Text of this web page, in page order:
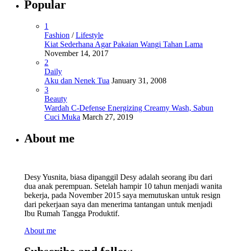
Popular
1
Fashion /Lifestyle
Kiat Sederhana Agar Pakaian Wangi Tahan Lama
November 14, 2017
2
Daily
Aku dan Nenek Tua January 31, 2008
3
Beauty
Wardah C-Defense Energizing Creamy Wash, Sabun
Cuci Muka March 27, 2019
About me
Desy Yusnita, biasa dipanggil Desy adalah seorang ibu dari
dua anak perempuan. Setelah hampir 10 tahun menjadi wanita
bekerja, pada November 2015 saya memutuskan untuk resign
dari pekerjaan saya dan menerima tantangan untuk menjadi
Ibu Rumah Tangga Produktif.
About me